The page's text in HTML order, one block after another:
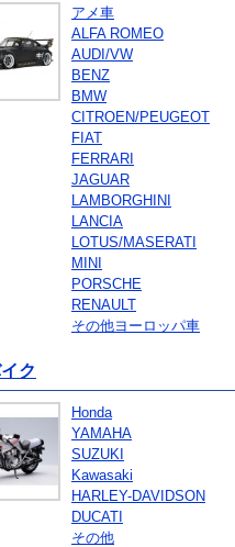
アメ車
ALFA ROMEO
AUDI/VW
BENZ
BMW
CITROEN/PEUGEOT
FIAT
FERRARI
JAGUAR
LAMBORGHINI
LANCIA
LOTUS/MASERATI
MINI
PORSCHE
RENAULT
その他ヨーロッパ車
ク
Honda
YAMAHA
SUZUKI
Kawasaki
HARLEY-DAVIDSON
DUCATI
その他